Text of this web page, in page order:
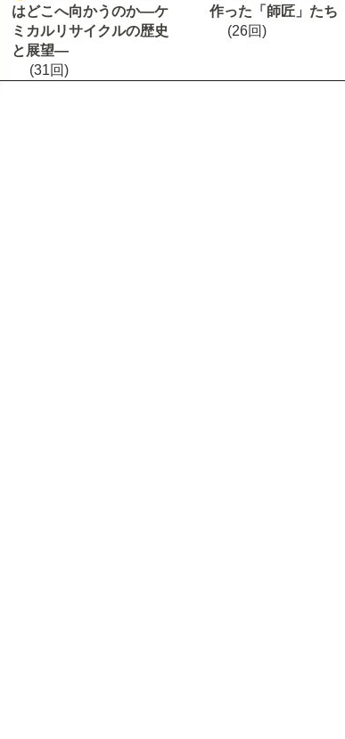
はどこへ向かうのか―ケ
ミカルリサイクルの歴史
と展望―
(31回)
作った「師匠」たち
(26回)